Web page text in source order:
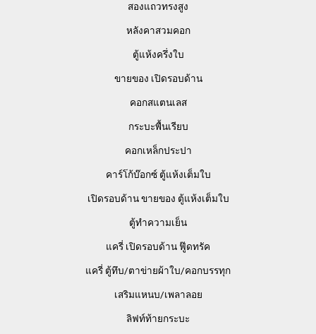
สองแถวทรงสูง
หลังคาสวมคอก
ตู้แห้งครึ่งใบ
ขายของ เปิดรอบด้าน
คอกสแตนเลส
กระบะพื้นเรียบ
คอกเหล็กประปา
คาร์โก้บ๊อกซ์ ตู้แห้งเต็มใบ
เปิดรอบด้าน ขายของ ตู้แห้งเต็มใบ
ตู้ทำความเย็น
แครี่ เปิดรอบด้าน ฟู๊ดทรัค
แครี่ ตู้ทึบ/ตาข่ายผ้าใบ/คอกบรรทุก
เสริมแหนบ/เพลาลอย
ลิฟท์ท้ายกระบะ